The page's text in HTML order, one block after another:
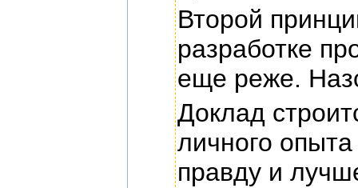
Второй
разработке
еще реже.
Доклад
личного
правду и